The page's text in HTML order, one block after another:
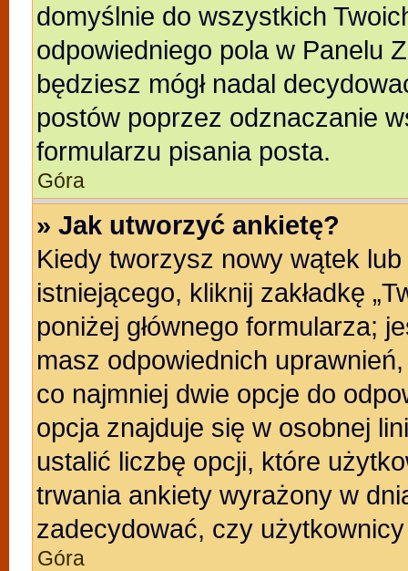
domyślnie do wszystkich
odpowiedniego pola w Panelu
będziesz mógł nadal
postów poprzez odznaczanie
formularzu pisania posta.
Góra
» Jak utworzyć ankietę?
Kiedy tworzysz nowy wątek
istniejącego, kliknij zakładkę
poniżej głównego formularza;
masz odpowiednich
co najmniej dwie opcje do
opcja znajduje się w osobnej
ustalić liczbę opcji, które
trwania ankiety wyrażony w
zadecydować, czy
Góra